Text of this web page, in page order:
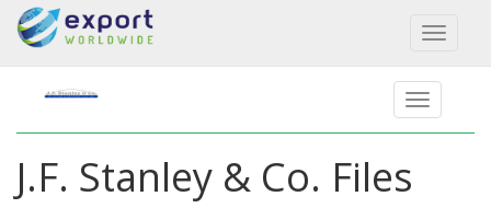
Toggle
J.F. Stanley & Co. Files